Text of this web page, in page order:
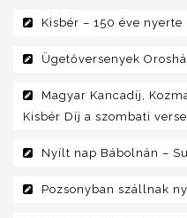
Kisbér – 150 éve
Ügetőversenyek
Magyar Kancadíj,
Kisbér Díj a szombati
Nyílt nap Bábolnán –
Pozsonyban szállnak